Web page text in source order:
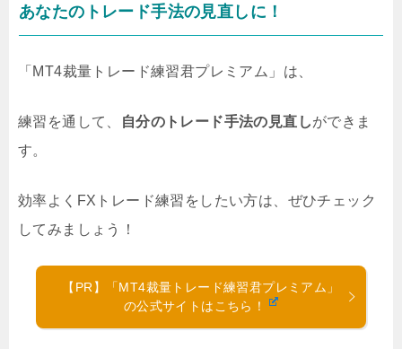
あなたのトレード手法の見直しに！
「MT4裁量トレード練習君プレミアム」は、
練習を通して、 自分のトレード手法の見直しができま
す。
効率よくFXトレード練習をしたい方は、ぜひチェック
してみましょう！
【PR】「MT4裁量トレード練習君プレミアム」
の公式サイトはこちら！